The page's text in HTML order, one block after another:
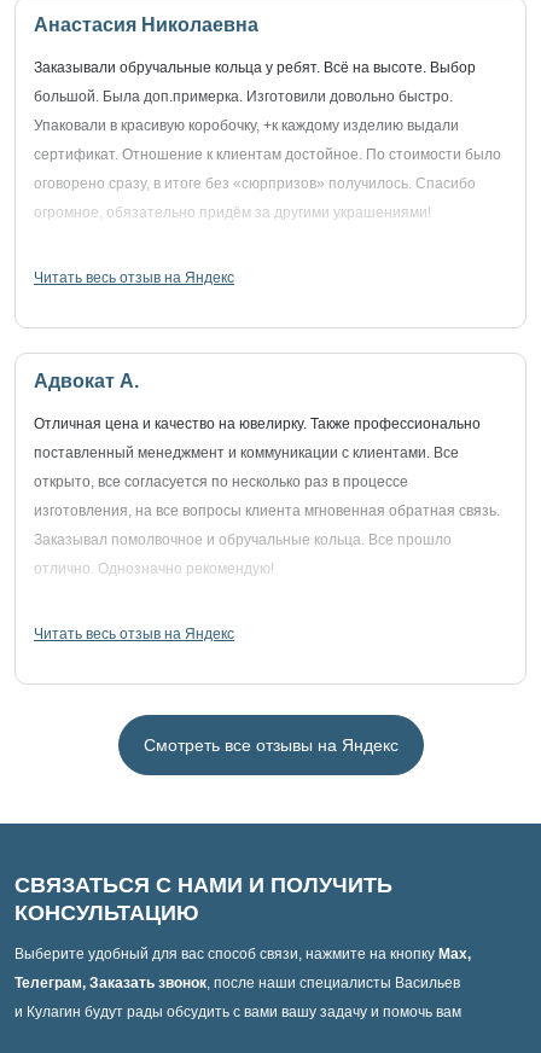
Анастасия Николаевна
Заказывали обручальные кольца у ребят. Всё на высоте. Выбор
большой. Была доп.примерка. Изготовили довольно быстро.
Упаковали в красивую коробочку, +к каждому изделию выдали
сертификат. Отношение к клиентам достойное. По стоимости было
оговорено сразу, в итоге без «сюрпризов» получилось. Спасибо
огромное, обязательно придём за другими украшениями!
Читать весь отзыв на Яндекс
Адвокат А.
Отличная цена и качество на ювелирку. Также профессионально
поставленный менеджмент и коммуникации с клиентами. Все
открыто, все согласуется по несколько раз в процессе
изготовления, на все вопросы клиента мгновенная обратная связь.
Заказывал помолвочное и обручальные кольца. Все прошло
отлично. Однозначно рекомендую!
Читать весь отзыв на Яндекс
Смотреть все отзывы на Яндекс
СВЯЗАТЬСЯ С НАМИ И ПОЛУЧИТЬ
КОНСУЛЬТАЦИЮ
Выберите удобный для вас способ связи, нажмите на кнопку Max,
Телеграм, Заказать звонок, после наши специалисты Васильев
и Кулагин будут рады обсудить с вами вашу задачу и помочь вам